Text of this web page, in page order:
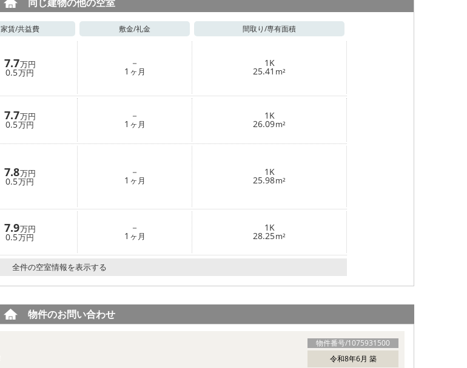
家賃/共益費 敷金/礼金 間取り/専有面積
7.7万円
0.5万円
－
1 ヶ月
1K
25.41 m²
7.7万円
0.5万円
－
1 ヶ月
1K
26.09m²
7.8万円
0.5万円
－
1 ヶ月
1K
25.98m²
7.9万円
0.5万円
－
1 ヶ月
1K
28.25m²
全件の空室情報を表示する
物件のお問い合わせ
物件番号/1075931500
令和8年6月 築